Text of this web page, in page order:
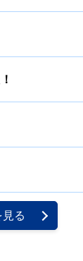
る